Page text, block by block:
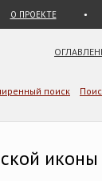
О ПРОЕКТЕ
поиск